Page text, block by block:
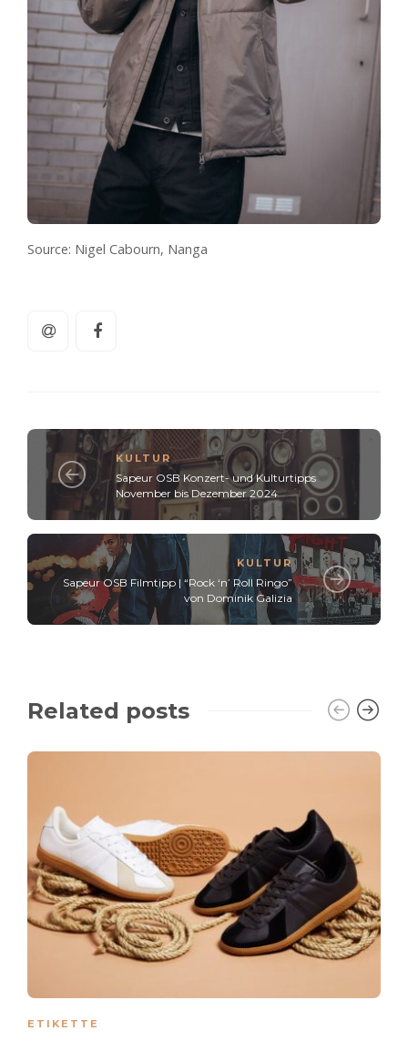
Source: Nigel Cabourn, Nanga
KULTUR
Sapeur OSB Konzert- und Kulturtipps
November bis Dezember 2024
KULTUR
Sapeur OSB Filmtipp | “Rock ‘n’ Roll Ringo”
von Dominik Galizia
Related posts
ETIKETTE